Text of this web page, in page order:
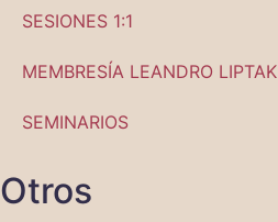
SESIONES 1:1
MEMBRESÍA LEANDRO LIPTAK
SEMINARIOS
Otros